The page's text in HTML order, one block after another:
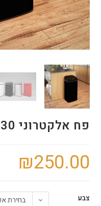
פח אלקטרוני 30 ליטר
₪250.00
צבע בחירת